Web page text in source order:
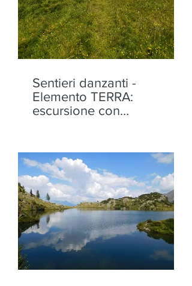
Sentieri danzanti -
Elemento TERRA:
escursione con